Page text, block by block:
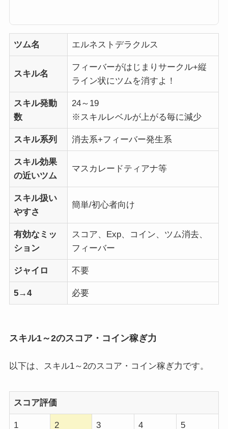
ツム名 エルネストデラクルス
スキル名
フィーバーがはじまりサークル+縦
ライン状にツムを消すよ！
スキル発動
数
24～19
※スキルレベルが上がる毎に減少
スキル系列 消去系+フィーバー発生系
スキル効果
の近いツム
マスカレードティアナ等
スキル扱い
やすさ
簡単/初心者向け
有効なミッ
ション
スコア、Exp、コイン、ツム消去、
フィーバー
ジャイロ 不要
5→4 必要
スキル1～2のスコア・コイン稼ぎ力
以下は、スキル1～2のスコア・コイン稼ぎ力です。
スコア評価
1 2 3 4 5